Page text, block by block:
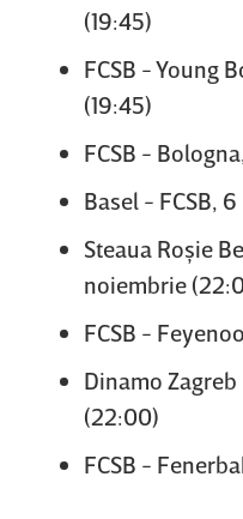
(19:45)
FCSB - Young
(19:45)
FCSB -
Basel - FCSB,
Steaua Roşie
noiembrie
FCSB -
Dinamo
(22:00)
FCSB -